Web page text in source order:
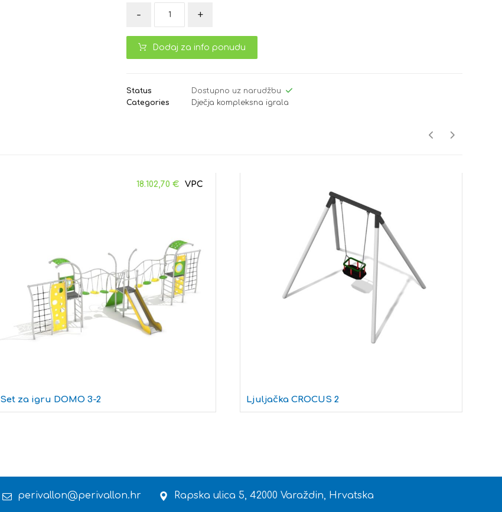
- +
Dodaj za info ponudu
Status
Dostupno uz narudžbu
Categories
Dječja kompleksna igrala
Set za igru DOMO 3-2
18.102,70€
Ljuljačka CROCUS 2
perivallon@perivallon.hr Rapska ulica 5, 42000 Varaždin, Hrvatska